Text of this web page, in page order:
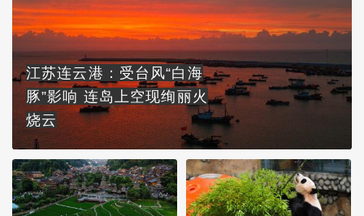
江苏连云港：受台风“白海
豚”影响 连岛上空现绚丽火
烧云